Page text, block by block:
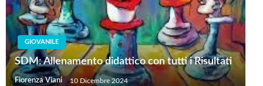
GIOVANILE
SDM: Allenamento didattico con tutti i Risultati
Fiorenza Viani 10 Dicembre 2024